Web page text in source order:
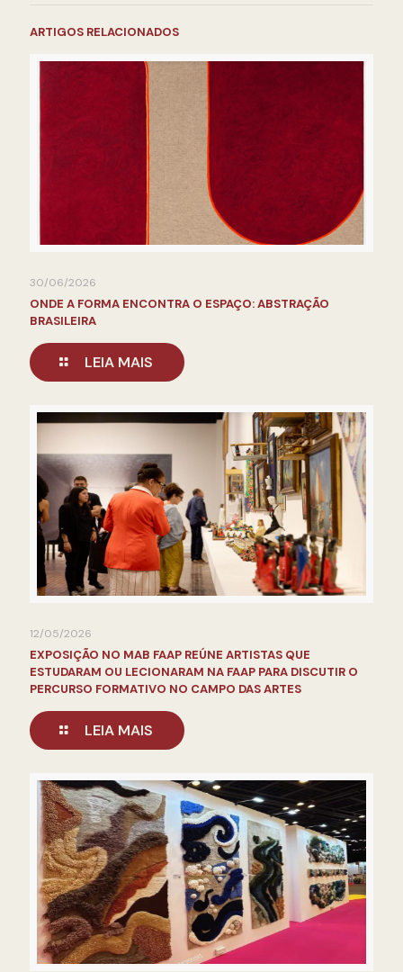
ARTIGOS RELACIONADOS
30/06/2026
ONDE A FORMA ENCONTRA O ESPAÇO: ABSTRAÇÃO
BRASILEIRA
LEIA MAIS
12/05/2026
EXPOSIÇÃO NO MAB FAAP REÚNE ARTISTAS QUE
ESTUDARAM OU LECIONARAM NA FAAP PARA DISCUTIR O
PERCURSO FORMATIVO NO CAMPO DAS ARTES
LEIA MAIS